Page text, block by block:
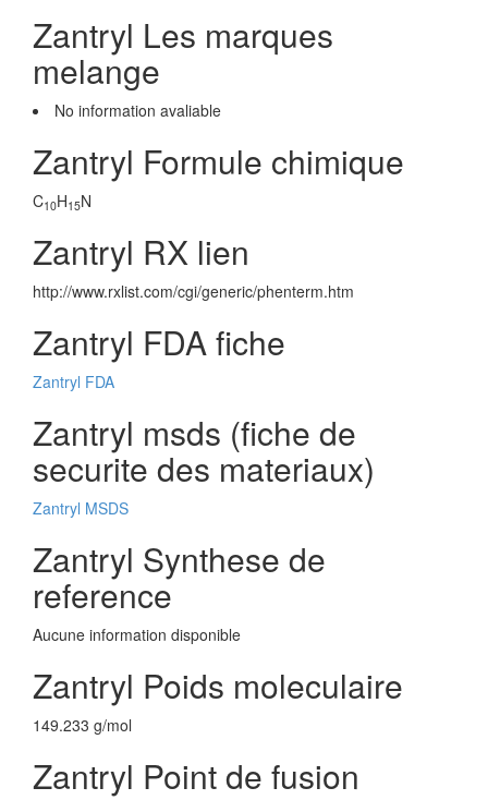
Zantryl Les marques
melange
No information avaliable
Zantryl Formule chimique
C10H15N
Zantryl RX lien
http://www.rxlist.com/cgi/generic/phenterm.htm
Zantryl FDA fiche
Zantryl FDA
Zantryl msds (fiche de
securite des materiaux)
Zantryl MSDS
Zantryl Synthese de
reference
Aucune information disponible
Zantryl Poids moleculaire
149.233 g/mol
Zantryl Point de fusion